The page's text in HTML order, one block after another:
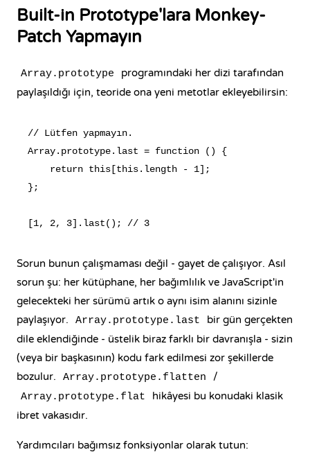
Built-in Prototype'lara Monkey-
Patch Yapmayın
Array.prototype
programındaki her dizi tarafından
paylaşıldığı için, teoride ona yeni metotlar ekleyebilirsin:
// Lütfen yapmayın.
Array.prototype.last = function () {
    return this[this.length - 1];
};
Sorun bunun çalışmaması değil - gayet de çalışıyor. Asıl
sorun şu: her kütüphane, her bağımlılık ve JavaScript'in
gelecekteki her sürümü artık o aynı isim alanını sizinle
paylaşıyor.
Array.prototype.last
bir gün gerçekten
dile eklendiğinde - üstelik biraz farklı bir davranışla - sizin
(veya bir başkasının) kodu fark edilmesi zor şekillerde
bozulur.
Array.prototype.flatten /
Array.prototype.flat
hikâyesi bu konudaki klasik
ibret vakasıdır.
Yardımcıları bağımsız fonksiyonlar olarak tutun: